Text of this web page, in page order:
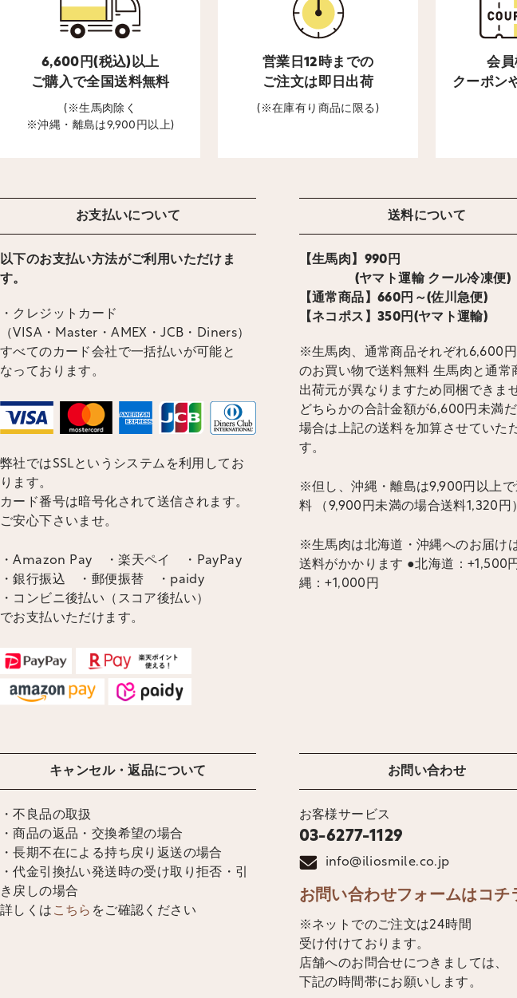
6,600円(税込)以上
ご購入で全国送料無料
(※生馬肉除く
※沖縄・離島は9,900円以上)
営業日12時までの
ご注文は即日出荷
(※在庫有り商品に限る)
会
クーポン
お支払いについて
以下のお支払い方法がご利用いただけま
す。
・クレジットカード
（VISA・Master・AMEX・JCB・Diners）
すべてのカード会社で一括払いが可能と
なっております。
弊社ではSSLというシステムを利用してお
ります。
カード番号は暗号化されて送信されます。
ご安心下さいませ。
・Amazon Pay ・楽天ペイ ・PayPay
・銀行振込 ・郵便振替 ・paidy
・コンビニ後払い（スコア後払い）
でお支払いただけます。
送料について
【生馬肉】990円
(ヤマト運輸 クール冷凍便)
【通常商品】660円～(佐川急便)
【ネコポス】350円(ヤマト運輸)
※生馬肉、通常商品それぞれ6,600
のお買い物で送料無料 生馬肉と通常
出荷元が異なりますため同梱できま
どちらかの合計金額が6,600円未満
場合は上記の送料を加算させていた
す。
※但し、沖縄・離島は9,900円以上
料 （9,900円未満の場合送料1,320円
※生馬肉は北海道・沖縄へのお届け
送料がかかります ●北海道：+1,500
縄：+1,000円
キャンセル・返品について
・不良品の取扱
・商品の返品・交換希望の場合
・長期不在による持ち戻り返送の場合
・代金引換払い発送時の受け取り拒否・引
き戻しの場合
詳しくは こちら をご確認ください
お問い合わせ
お客様サービス
03-6277-1129
info@iliosmile.co.jp
お問い合わせフォームはコチ
※ネットでのご注文は24時間
受け付けております。
店舗へのお問合せにつきましては、
下記の時間帯にお願いします。